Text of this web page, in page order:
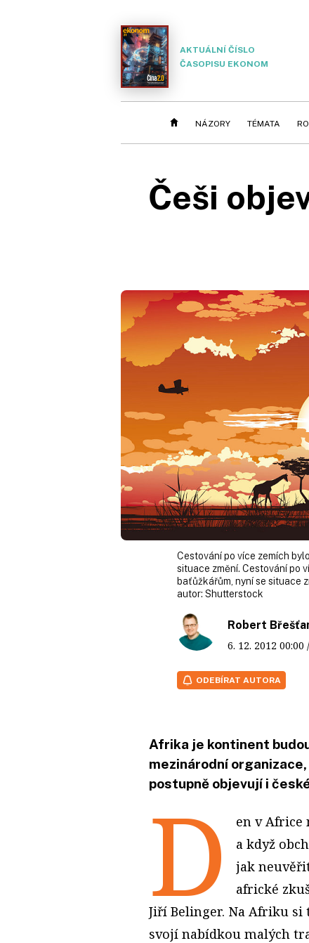
AKTUÁLNÍ ČÍSLO
ČASOPISU EKONOM
NÁZORY TÉMATA
Češi
Cestování po více zemích
situace změní. Cestování po
baťůžkářům, nyní se situace
autor: Shutterstock
Robert
6. 12. 2012 00:00
ODEBÍRAT AUTORA
Afrika je kontinent
mezinárodní
postupně objevují i
D
en v Africe
a když
jak
africké
Jiří Belinger. Na Afriku si
svojí nabídkou malých